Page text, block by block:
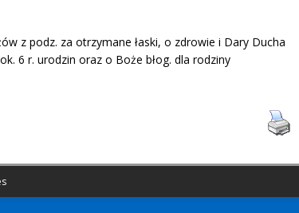
z podz. za otrzymane łaski, o zdrowie i Dary Ducha
6 r. urodzin oraz o Boże błog. dla rodziny